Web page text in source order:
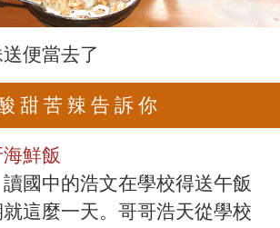
便當去了
甜 苦 辣 告 訴 你
鮮飯
國中的浩文在學校得送午飯
這麼一天。哥哥浩天從學校